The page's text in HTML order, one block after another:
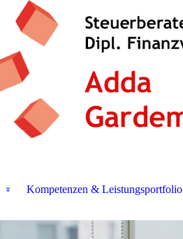
Kompetenzen & Leistungsportfolio